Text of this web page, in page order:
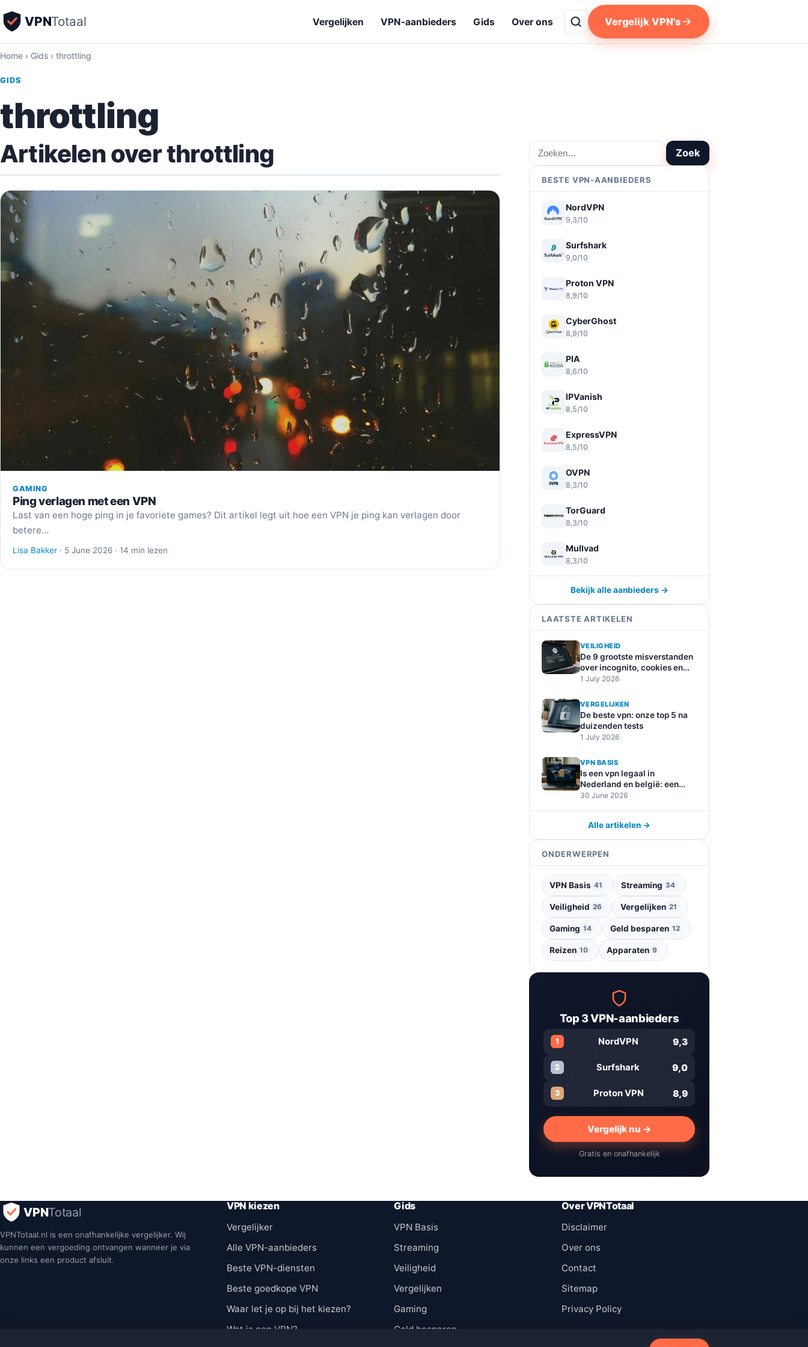
VPNTotaal Vergelijken VPN-aanbieders Gids Over ons Vergelijk VPN's
Home › Gids › throttling
GIDS
throttling
Artikelen over throttling
GAMING
Ping verlagen met een VPN
Last van een hoge ping in je favoriete games? Dit artikel legt uit hoe een VPN je ping kan verlagen door
betere…
Lisa Bakker · 5 June 2026 · 14 min lezen
Zoeken Zoek
BESTE VPN-AANBIEDERS
NordVPN
9,3/10
Surfshark
9,0/10
Proton VPN
8,9/10
CyberGhost
8,9/10
PIA
8,6/10
IPVanish
8,5/10
ExpressVPN
8,5/10
OVPN
8,3/10
TorGuard
8,3/10
Mullvad
8,3/10
Bekijk alle aanbieders →
LAATSTE ARTIKELEN
VEILIGHEID
De 9 grootste misverstanden
over incognito, cookies en
online tracking
1 July 2026
VERGELIJKEN
De beste vpn: onze top 5 na
duizenden tests
1 July 2026
VPN BASIS
Is een vpn legaal in
Nederland en belgië: een
duidelijke uitleg
30 June 2026
Alle artikelen →
ONDERWERPEN
VPN Basis 41 Streaming 34
Veiligheid 26 Vergelijken 21
Gaming 14 Geld besparen 12
Reizen 10 Apparaten 9
Top 3 VPN-aanbieders
1 NordVPN 9,3
2 Surfshark 9,0
3 Proton VPN 8,9
Vergelijk nu →
Gratis en onafhankelijk
VPNTotaal
VPNTotaal.nl is een onafhankelijke vergelijker. Wij
kunnen een vergoeding ontvangen wanneer je via
onze links een product afsluit.
VPN kiezen
Vergelijker
Alle VPN-aanbieders
Beste VPN-diensten
Beste goedkope VPN
Waar let je op bij het kiezen?
Wat is een VPN?
Gids
VPN Basis
Streaming
Veiligheid
Vergelijken
Gaming
Geld besparen
Over VPNTotaal
Disclaimer
Over ons
Contact
Sitemap
Privacy Policy